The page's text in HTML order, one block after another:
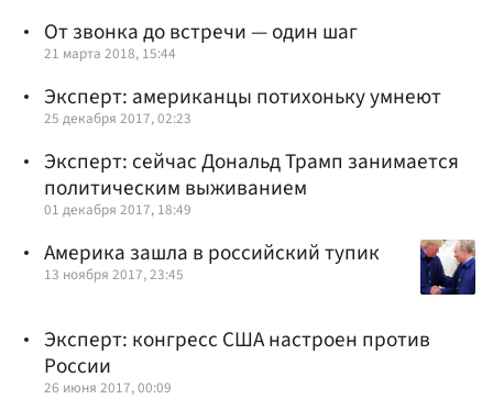
От звонка до встречи — один шаг
21 марта 2018, 15:44
Эксперт: американцы потихоньку умнеют
25 декабря 2017, 02:23
Эксперт: сейчас Дональд Трамп занимается
политическим выживанием
01 декабря 2017, 18:49
Америка зашла в российский тупик
13 ноября 2017, 23:45
Эксперт: конгресс США настроен против
России
26 июня 2017, 00:09